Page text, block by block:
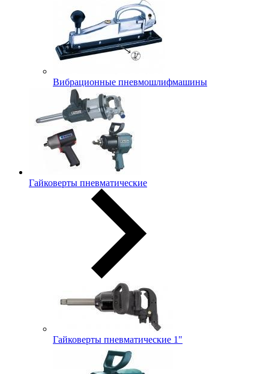
Вибрационные пневмошлифмашины
Гайковерты пневматические
Гайковерты пневматические 1"